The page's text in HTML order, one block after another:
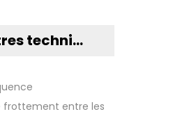
Paramètres techniques
frottement entre les